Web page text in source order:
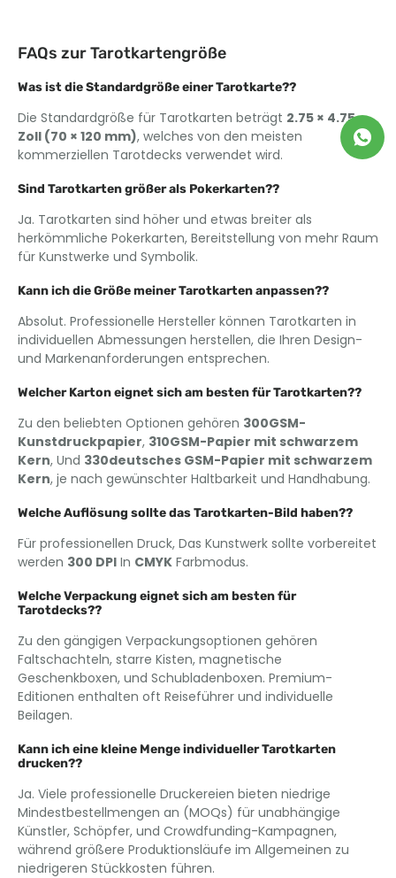
FAQs zur Tarotkartengröße
Was ist die Standardgröße einer Tarotkarte??
Die Standardgröße für Tarotkarten beträgt 2.75 × 4.75
Zoll (70 × 120 mm), welches von den meisten
kommerziellen Tarotdecks verwendet wird.
Sind Tarotkarten größer als Pokerkarten??
Ja. Tarotkarten sind höher und etwas breiter als
herkömmliche Pokerkarten, Bereitstellung von mehr Raum
für Kunstwerke und Symbolik.
Kann ich die Größe meiner Tarotkarten anpassen??
Absolut. Professionelle Hersteller können Tarotkarten in
individuellen Abmessungen herstellen, die Ihren Design-
und Markenanforderungen entsprechen.
Welcher Karton eignet sich am besten für Tarotkarten??
Zu den beliebten Optionen gehören 300GSM-
Kunstdruckpapier, 310GSM-Papier mit schwarzem
Kern, Und 330deutsches GSM-Papier mit schwarzem
Kern, je nach gewünschter Haltbarkeit und Handhabung.
Welche Auflösung sollte das Tarotkarten-Bild haben??
Für professionellen Druck, Das Kunstwerk sollte vorbereitet
werden 300 DPI In CMYK Farbmodus.
Welche Verpackung eignet sich am besten für
Tarotdecks??
Zu den gängigen Verpackungsoptionen gehören
Faltschachteln, starre Kisten, magnetische
Geschenkboxen, und Schubladenboxen. Premium-
Editionen enthalten oft Reiseführer und individuelle
Beilagen.
Kann ich eine kleine Menge individueller Tarotkarten
drucken??
Ja. Viele professionelle Druckereien bieten niedrige
Mindestbestellmengen an (MOQs) für unabhängige
Künstler, Schöpfer, und Crowdfunding-Kampagnen,
während größere Produktionsläufe im Allgemeinen zu
niedrigeren Stückkosten führen.